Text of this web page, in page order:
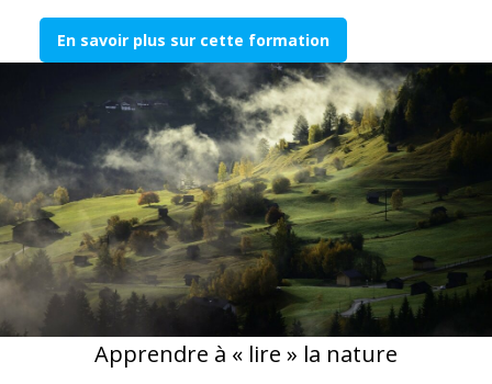
En savoir plus sur cette formation
Apprendre à « lire » la nature